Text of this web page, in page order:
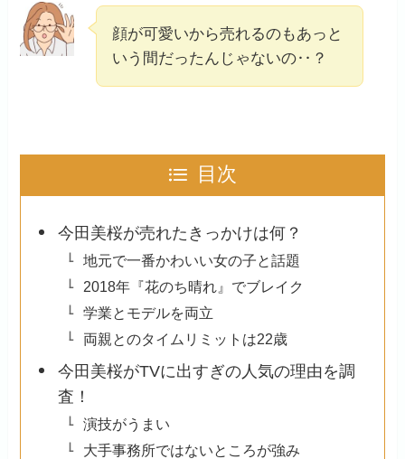
顔が可愛いから売れるのもあっと
いう間だったんじゃないの‥？
目次
今田美桜が売れたきっかけは何？
地元で一番かわいい女の子と話題
2018年『花のち晴れ』でブレイク
学業とモデルを両立
両親とのタイムリミットは22歳
今田美桜がTVに出すぎの人気の理由を調
査！
演技がうまい
大手事務所ではないところが強み